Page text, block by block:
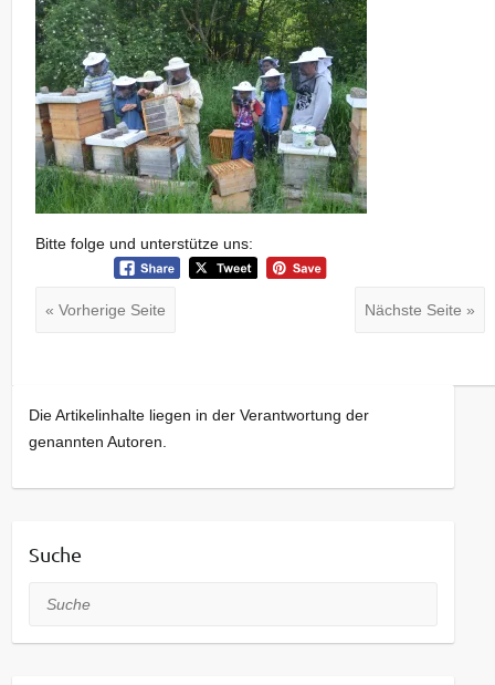
Bitte folge und unterstütze uns:
« Vorherige Seite Nächste Seite »
Die Artikelinhalte liegen in der Verantwortung der
genannten Autoren.
Suche
Suche